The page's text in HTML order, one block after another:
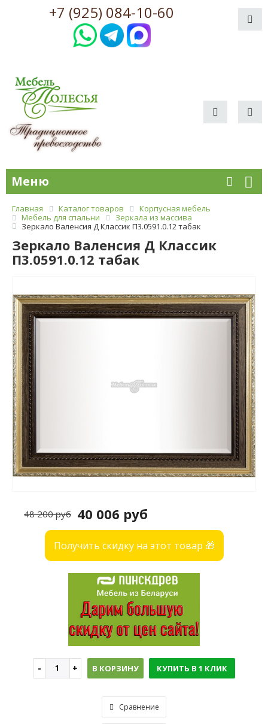
+7 (925) 084-10-60
Меню
Главная Каталог товаров
Корпусная мебель
Мебель для спальни
Зеркала из массива
Зеркало Валенсия Д Классик П3.0591.0.12 табак
Зеркало Валенсия Д Классик
П3.0591.0.12 табак
40 006 руб
48 200 руб
Получить скидку на этот товар 🎁
В КОРЗИНУ КУПИТЬ В 1 КЛИК
Сравнение